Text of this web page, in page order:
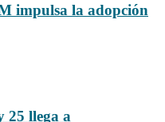
impulsa la adopción
25 llega a